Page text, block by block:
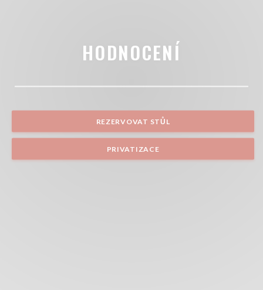
HODNOCENÍ
REZERVOVAT STŮL
PRIVATIZACE